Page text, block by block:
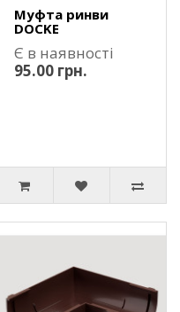
Муфта ринви
DOCKE
Є в наявності
95.00 грн.